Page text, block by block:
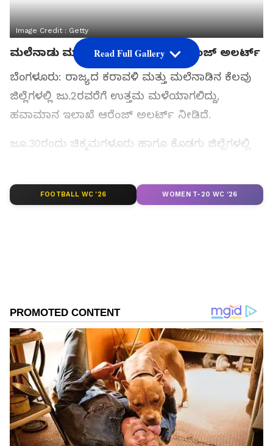
Image Credit :Getty
ಮಲೆನಾಡು ಮತ್ತು ಕರಾವಳಿ ಭಾಗದಲ್ಲಿ ಆರೆಂಜ್ ಅಲರ್ಟ್
ಬೆಂಗಳೂರು: ರಾಜ್ಯದ ಕರಾವಳಿ ಮತ್ತು ಮಲೆನಾಡಿನ ಕೆಲವು
ಜಿಲ್ಲೆಗಳಲ್ಲಿ ಜು.2ರವರೆಗೆ ಉತ್ತಮ ಮಳೆಯಾಗಲಿದ್ದು,
ಹವಾಮಾನ ಇಲಾಖೆ ಆರೆಂಜ್ ಅಲರ್ಟ್ ನೀಡಿದೆ.
ಜೂ.30ರಂದು ಚಿಕ್ಕಮಗಳೂರು ಹಾಗೂ ಕೊಡಗು ಜಿಲ್ಲೆಗಳಲ್ಲಿ
ಕನ್ನಡ, ಉಡುಪಿ, ಕೊಡಗು, ಚಿಕ್ಕಮಗಳೂರು, ಜು.2ರಂದು
ಕರಾವಳಿಯ ಉಡುಪಿ, ಉತ್ತರ ಕನ್ನಡ ಹಾಗೂ ದಕ್ಷಿಣ ಕನ್ನಡ
Read Full Gallery
FOOTBALL WC '26 WOMEN T-20 WC '26